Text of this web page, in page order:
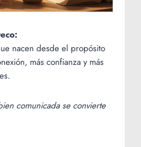
nacen desde el propósito
más confianza y más
comunicada se convierte